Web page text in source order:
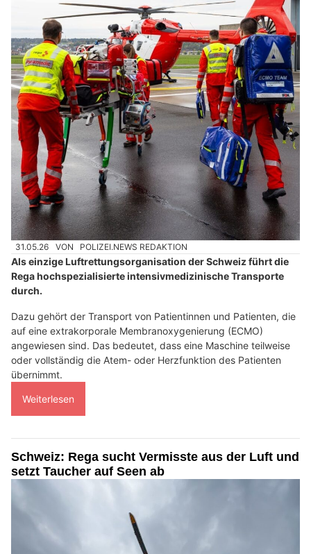
31.05.26 VON POLIZEI.NEWS REDAKTION
Als einzige Luftrettungsorganisation der Schweiz führt die
Rega hochspezialisierte intensivmedizinische Transporte
durch.
Dazu gehört der Transport von Patientinnen und Patienten, die
auf eine extrakorporale Membranoxygenierung (ECMO)
angewiesen sind. Das bedeutet, dass eine Maschine teilweise
oder vollständig die Atem- oder Herzfunktion des Patienten
übernimmt.
Weiterlesen
Schweiz: Rega sucht Vermisste aus der Luft und
setzt Taucher auf Seen ab